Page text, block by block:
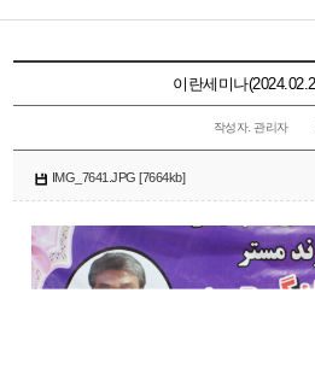
이란세미나
작성자. 관리자
IMG_7641.JPG [7664kb]